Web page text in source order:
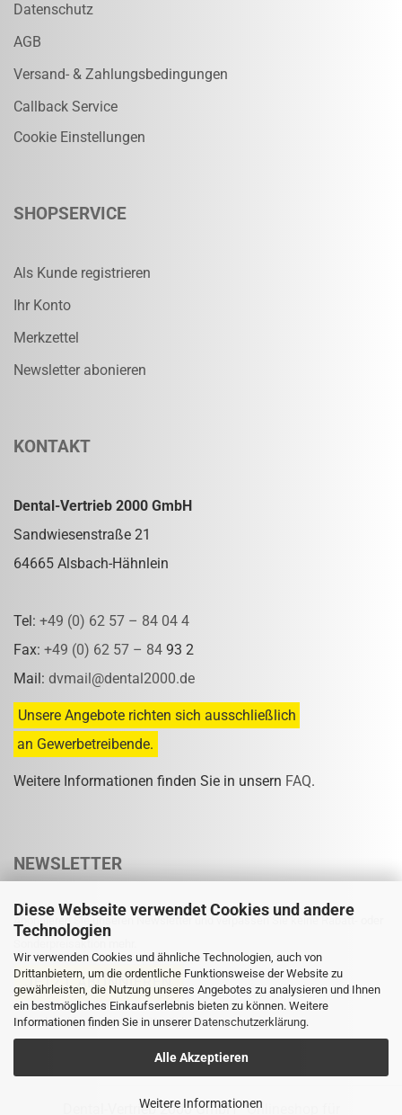
Diese Webseite verwendet Cookies und andere
Technologien
Wir verwenden Cookies und ähnliche Technologien, auch von
Drittanbietern, um die ordentliche Funktionsweise der Website zu
gewährleisten, die Nutzung unseres Angebotes zu analysieren und Ihnen
ein bestmögliches Einkaufserlebnis bieten zu können. Weitere
Informationen finden Sie in unserer Datenschutzerklärung.
Alle Akzeptieren
Weitere Informationen
Datenschutz
AGB
Versand- & Zahlungsbedingungen
Callback Service
Cookie Einstellungen
SHOPSERVICE
Als Kunde registrieren
Ihr Konto
Merkzettel
Newsletter abonieren
KONTAKT
Dental-Vertrieb 2000 GmbH
Sandwiesenstraße 21
64665 Alsbach-Hähnlein
Tel: +49 (0) 62 57 – 84 04 4
Fax: +49 (0) 62 57 – 84 93 2
Mail: dvmail@dental2000.de
Unsere Angebote richten sich ausschließlich
an Gewerbetreibende.
Weitere Informationen finden Sie in unsern FAQ.
NEWSLETTER
Abonnieren Sie unseren Newsletter und verpassen Sie keine Rabatt- oder
Sonderpreisaktion mehr.
Eine Abmeldung ist jederzeit möglich.
Dental-Vertrieb 2000 GmbHOnlineshop für